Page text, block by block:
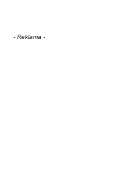
- Reklama -